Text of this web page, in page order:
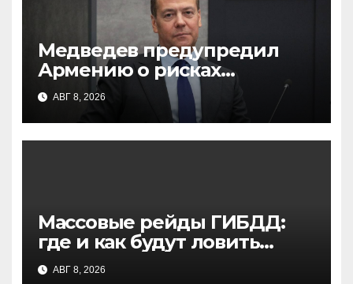
Медведев предупредил
Армению о рисках
сближения с Западом:
возможна судьба Грузии
АВГ 8, 2026
Массовые рейды ГИБДД:
где и как будут ловить
нетрезвых водителей в
АВГ 8, 2026